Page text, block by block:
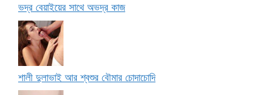
ভদ্র বেয়াইয়ের সাথে অভদ্র কাজ
শালী দুলাভাই আর শ্বশুর বৌমার চোদাচোদি